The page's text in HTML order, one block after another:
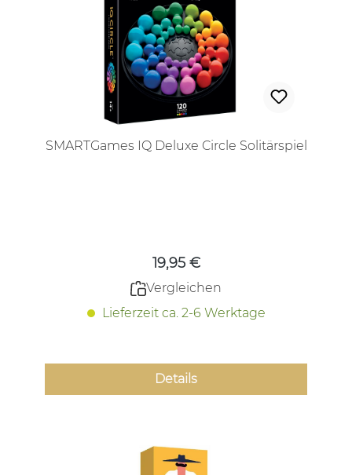
SMARTGames IQ Deluxe Circle Solitärspiel
19,95 €
Vergleichen
Lieferzeit ca. 2-6 Werktage
Details